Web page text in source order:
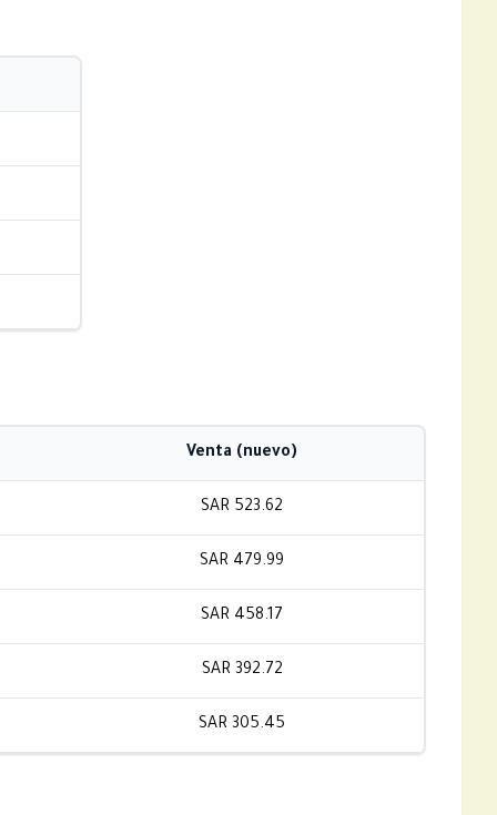
Venta (nuevo)
SAR 523.62
SAR 479.99
SAR 458.17
SAR 392.72
SAR 305.45